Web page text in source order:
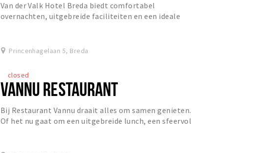
Van der Valk Hotel Breda biedt comfortabel
overnachten, uitgebreide faciliteiten en een ideale
Princenhagelaan 5, Breda
closed
VANNU RESTAURANT
Bij Restaurant Vannu draait alles om samen genieten.
Of het nu gaat om een uitgebreide lunch, een sfeervol